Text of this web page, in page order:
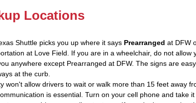
Locations
Shuttle picks you up where it says Prearranged at DFW
at Love Field. If you are in a wheelchair, do not allow
anywhere except Prearranged at DFW. The signs are
at the curb.
won't allow drivers to wait or walk more than 15 feet away
is essential. Turn on your cell phone and take